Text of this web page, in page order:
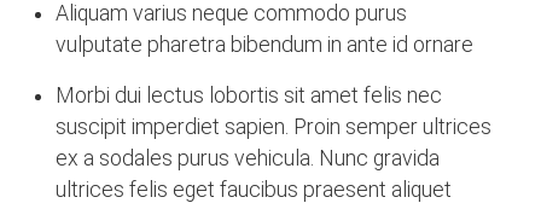
Aliquam varius neque commodo purus
vulputate pharetra bibendum in ante id ornare
Morbi dui lectus lobortis sit amet felis nec
suscipit imperdiet sapien. Proin semper ultrices
ex a sodales purus vehicula. Nunc gravida
ultrices felis eget faucibus praesent aliquet